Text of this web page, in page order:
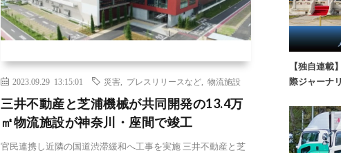
2023.09.29 13:15:01 災害 プレスリリースなど ,物流施設
三井不動産と芝浦機械が共同開発の13.4万
㎡物流施設が神奈川・座間で竣工
官民連携し近隣の国道渋滞緩和へ工事を実施 三井不動産と芝
【独自連
際ジャーナ